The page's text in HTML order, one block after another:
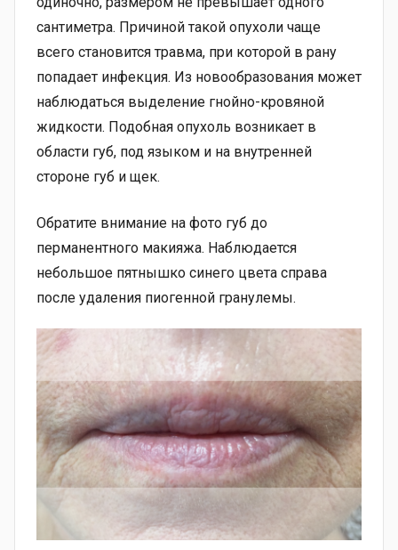
сантиметра. Причиной такой опухоли чаще
всего становится травма, при которой в рану
попадает инфекция. Из новообразования может
наблюдаться выделение гнойно-кровяной
жидкости. Подобная опухоль возникает в
области губ, под языком и на внутренней
стороне губ и щек.
Обратите внимание на фото губ до
перманентного макияжа. Наблюдается
небольшое пятнышко синего цвета справа
после удаления пиогенной гранулемы.